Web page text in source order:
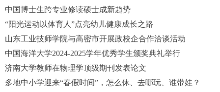
中国博士生跨专业修读硕士成新趋势
“阳光运动以体育人”点亮幼儿健康成长之路
山东工业技师学院与高密市开展政校企合作洽谈活动
中国海洋大学2024-2025学年优秀学生颁奖典礼举行
济南大学教师在物理学顶级期刊发表论文
多地中小学迎来“春假时间”，怎么休、去哪玩、谁带娃？